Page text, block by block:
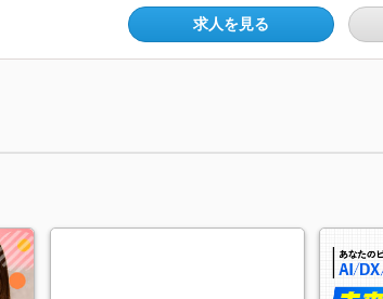
求人を見る